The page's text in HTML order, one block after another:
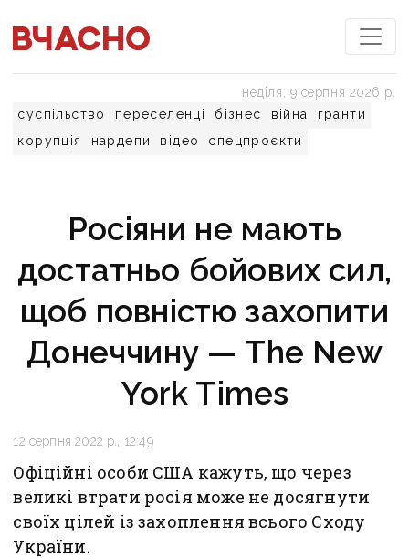
суспільство переселенці бізнес війна
гранти
корупція
нардепи відео спецпроєкти
неділя, 9 серпня 2026 р.
Росіяни не мають
достатньо бойових сил,
щоб повністю захопити
Донеччину — The New
York Times
12 серпня 2022 р., 12:49
Офіційні особи США кажуть, що через
великі втрати росія може не досягнути
своїх цілей із захоплення всього Сходу
України.